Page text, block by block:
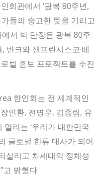
회관에서 ‘광복 80주년,
들의 숭고한 뜻을 기리고
서 박 단장은 광복 80주
반크와 샌프란시스코·베
벌 홍보 프로젝트를 추진
한인회는 전 세계적인
인환, 전명운, 김종림, 유
리는 ‘우리가 대한민국
글로벌 한류 대사가 되어
살리고 차세대의 정체성
고 밝혔다.